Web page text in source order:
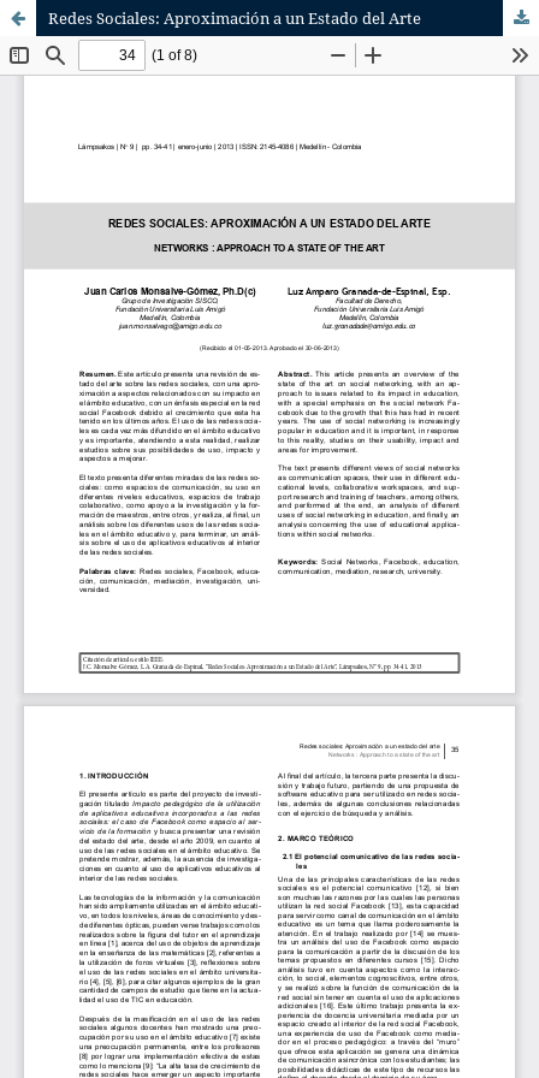
Redes Sociales: Aproximación a un Estado del Arte